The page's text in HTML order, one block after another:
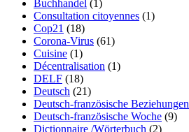
Buchhandel (1)
Consultation citoyennes (1)
Cop21 (18)
Corona-Virus (61)
Cuisine (1)
Décentralisation (1)
DELF (18)
Deutsch (21)
Deutsch-französische Beziehungen
Deutsch-französische Woche (9)
Dictionnaire /Wörterbuch (2)